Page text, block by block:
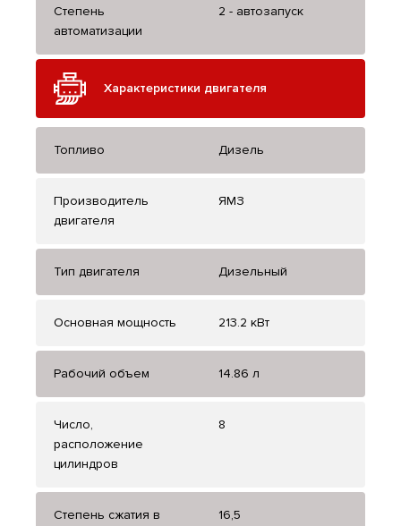
Степень
автоматизации
2 - автозапуск
Характеристики двигателя
Топливо Дизель
Производитель
двигателя
ЯМЗ
Тип двигателя Дизельный
Основная мощность 213.2 кВт
Рабочий объем 14.86 л
Число,
расположение
цилиндров
8
Степень сжатия в
16,5